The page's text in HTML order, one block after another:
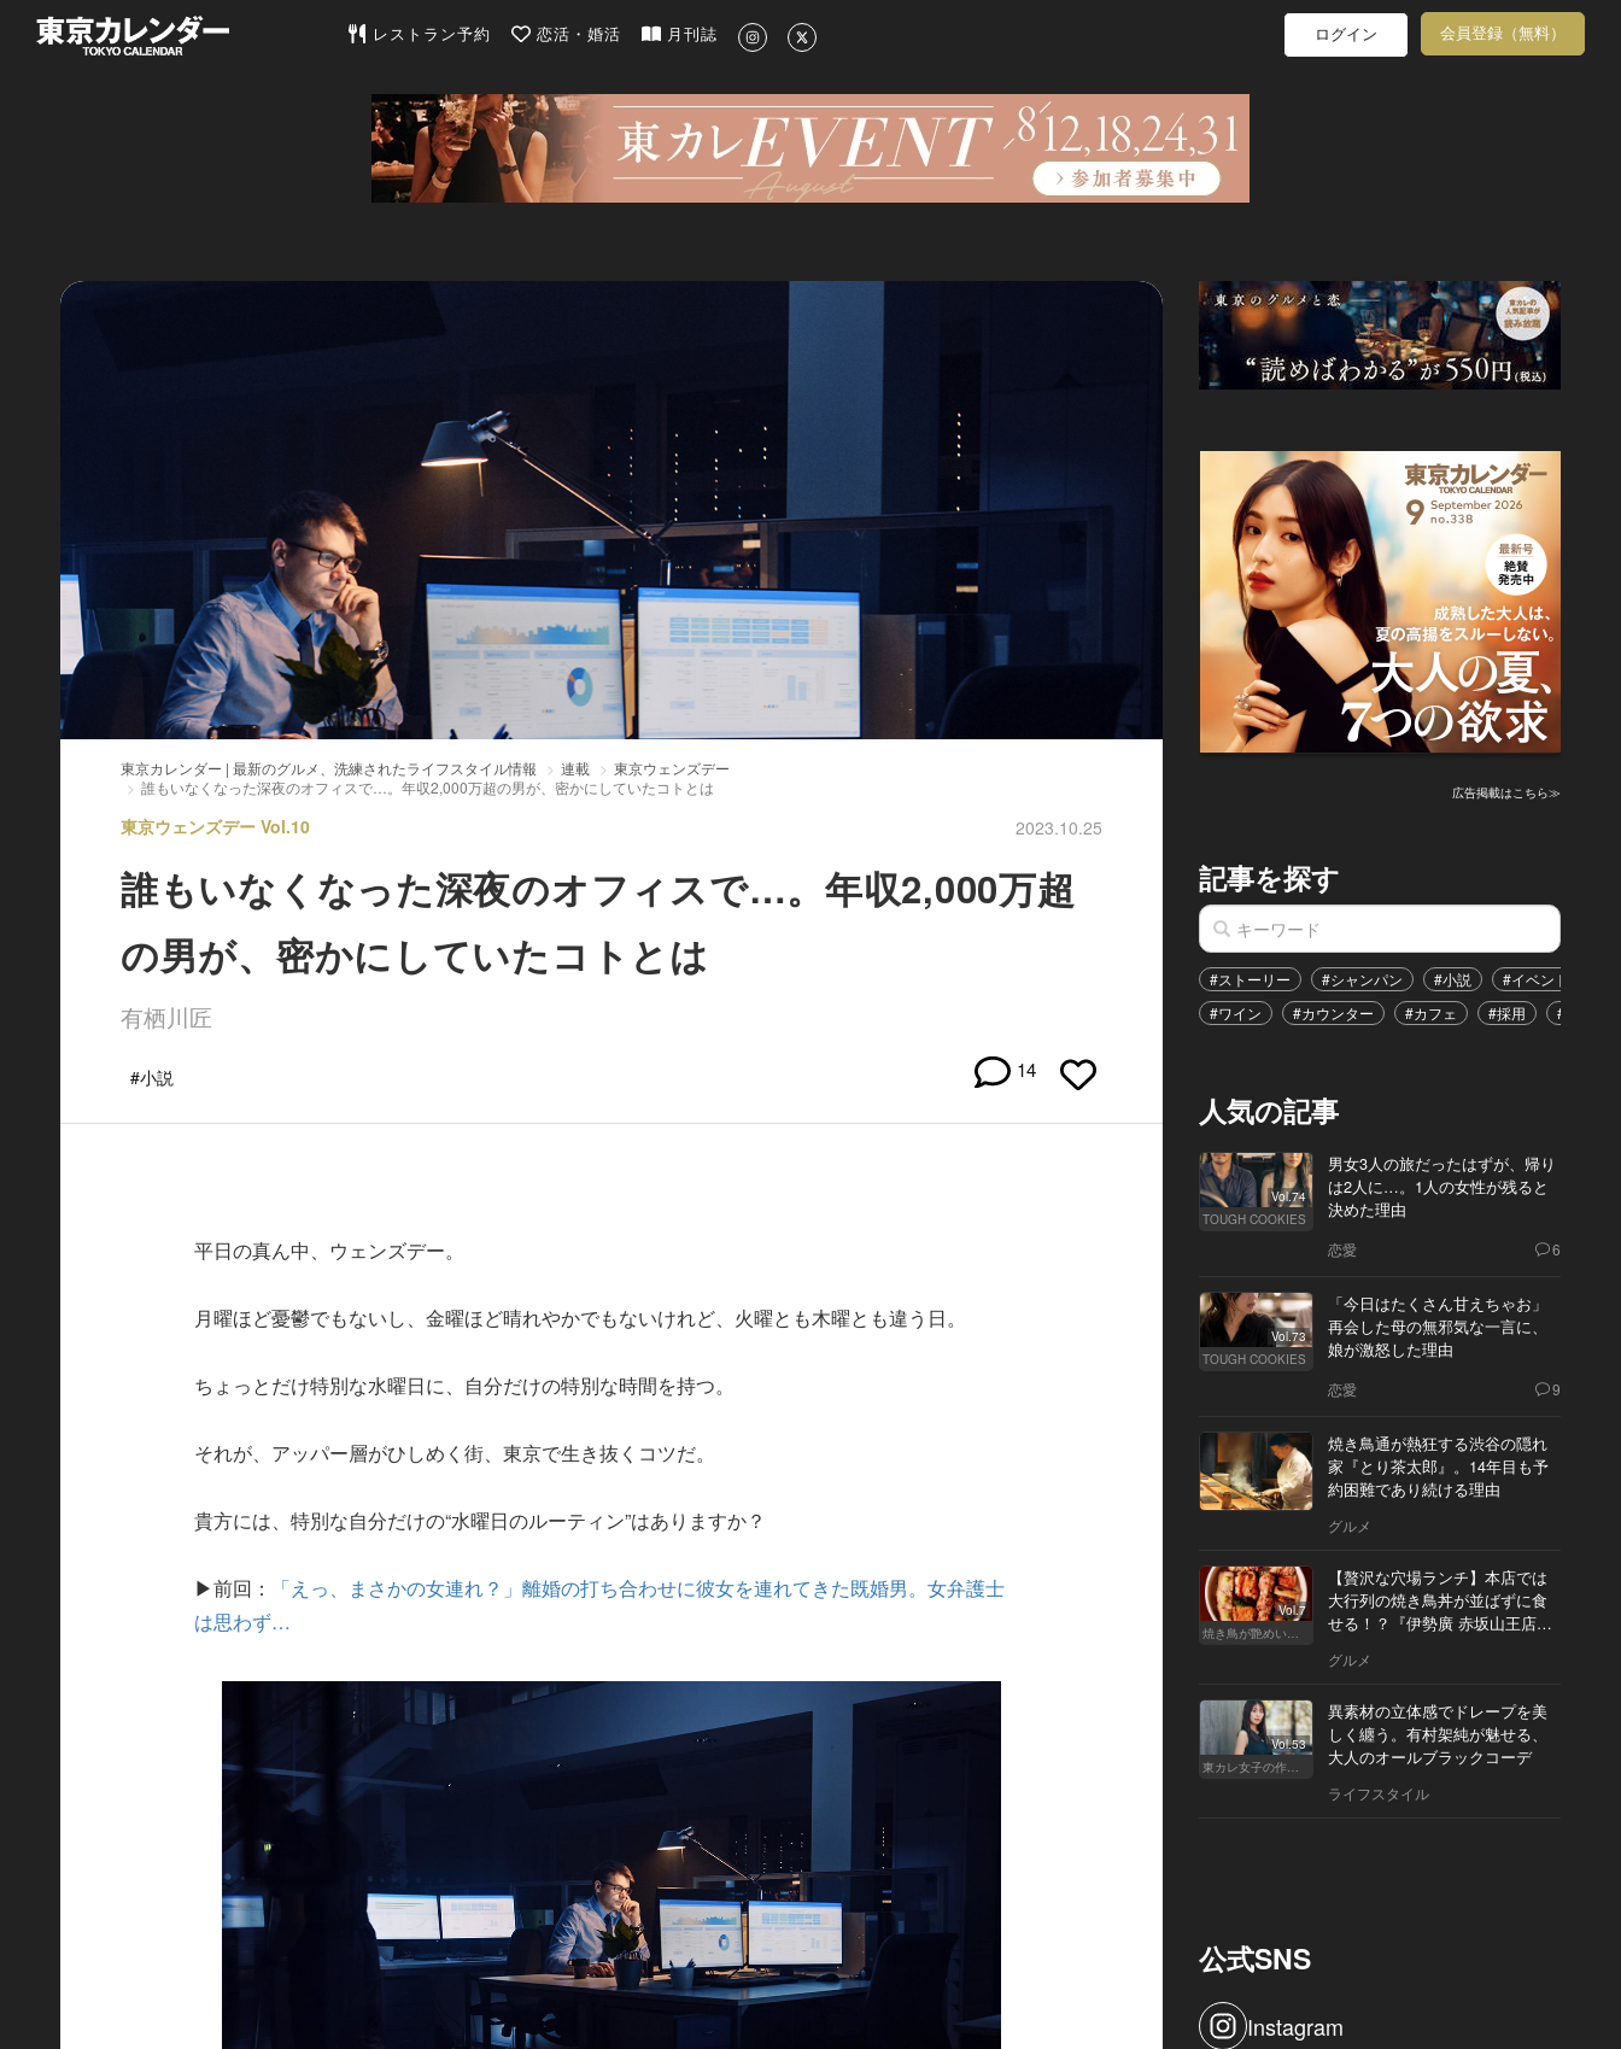
東京カレンダー | 最新のグルメ、洗練されたライフスタイル情報
レストラン予約 恋活・婚活 月刊誌 ログイン 会員登録（無料）
東京カレンダー | 最新のグルメ、洗練されたライフスタイル情報 連載
東京ウェンズデー
誰もいなくなった深夜のオフィスで…。年収2,000万超の男が、密かにしていたコトとは
東京ウェンズデー Vol.10 2023.10.25
誰もいなくなった深夜のオフィスで…。年収2,000万超
の男が、密かにしていたコトとは
有栖川匠
#小説 14
平日の真ん中、ウェンズデー。
月曜ほど憂鬱でもないし、金曜ほど晴れやかでもないけれど、火曜とも木曜とも違う日。
ちょっとだけ特別な水曜日に、自分だけの特別な時間を持つ。
それが、アッパー層がひしめく街、東京で生き抜くコツだ。
貴方には、特別な自分だけの“水曜日のルーティン”はありますか？
▶前回：
「えっ、まさかの女連れ？」離婚の打ち合わせに彼女を連れてきた既婚男。女弁護士
は思わず…
広告掲載はこちら≫
記事を探す
#ストーリー #シャンパン #小説 #イベント
#ワイン
#カウンター #カフェ #採用 #恋愛
人気の記事
Vol.74
TOUGH COOKIES
男女3人の旅だったはずが、帰り
は2人に…。1人の女性が残ると
決めた理由
恋愛 6
Vol.73
TOUGH COOKIES
「今日はたくさん甘えちゃお」
再会した母の無邪気な一言に、
娘が激怒した理由
恋愛 9
焼き鳥通が熱狂する渋谷の隠れ
家『とり茶太郎』。14年目も予
約困難であり続ける理由
グルメ
Vol.7
焼き鳥が艶めいてきた
【贅沢な穴場ランチ】本店では
大行列の焼き鳥丼が並ばずに食
せる！？『伊勢廣 赤坂山王店』
グルメ
Vol.53
東カレ女子の作り方
異素材の立体感でドレープを美
しく纏う。有村架純が魅せる、
大人のオールブラックコーデ
ライフスタイル
公式SNS
Instagram